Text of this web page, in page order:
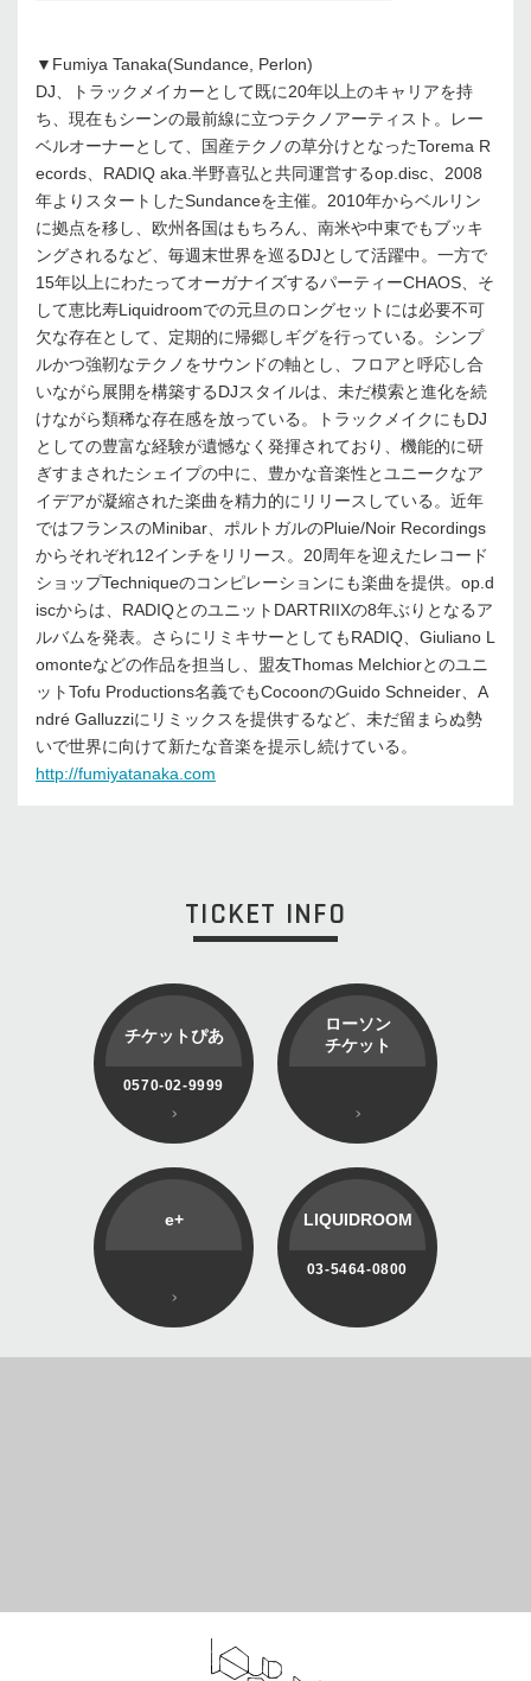
▼Fumiya Tanaka(Sundance, Perlon)
DJ、トラックメイカーとして既に20年以上のキャリアを持
ち、現在もシーンの最前線に立つテクノアーティスト。レー
ベルオーナーとして、国産テクノの草分けとなったTorema R
ecords、RADIQ aka.半野喜弘と共同運営するop.disc、2008
年よりスタートしたSundanceを主催。2010年からベルリン
に拠点を移し、欧州各国はもちろん、南米や中東でもブッキ
ングされるなど、毎週末世界を巡るDJとして活躍中。一方で
15年以上にわたってオーガナイズするパーティーCHAOS、そ
して恵比寿Liquidroomでの元旦のロングセットには必要不可
欠な存在として、定期的に帰郷しギグを行っている。シンプ
ルかつ強靭なテクノをサウンドの軸とし、フロアと呼応し合
いながら展開を構築するDJスタイルは、未だ模索と進化を続
けながら類稀な存在感を放っている。トラックメイクにもDJ
としての豊富な経験が遺憾なく発揮されており、機能的に研
ぎすまされたシェイプの中に、豊かな音楽性とユニークなア
イデアが凝縮された楽曲を精力的にリリースしている。近年
ではフランスのMinibar、ポルトガルのPluie/Noir Recordings
からそれぞれ12インチをリリース。20周年を迎えたレコード
ショップTechniqueのコンピレーションにも楽曲を提供。op.d
iscからは、RADIQとのユニットDARTRIIXの8年ぶりとなるア
ルバムを発表。さらにリミキサーとしてもRADIQ、Giuliano L
omonteなどの作品を担当し、盟友Thomas Melchiorとのユニ
ットTofu Productions名義でもCocoonのGuido Schneider、A
ndré Galluzziにリミックスを提供するなど、未だ留まらぬ勢
いで世界に向けて新たな音楽を提示し続けている。
http://fumiyatanaka.com
TICKET INFO
チケットぴあ
0570-02-9999
ローソン
チケット
e+ LIQUIDROOM
03-5464-0800